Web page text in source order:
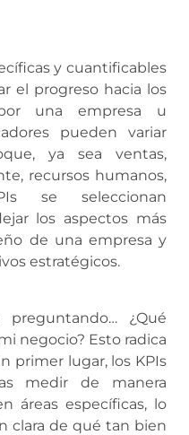
y cuantificables
el progreso hacia los
una empresa u
pueden variar
ya sea ventas,
recursos humanos,
se seleccionan
los aspectos más
de una empresa y
estratégicos.
¿Qué
negocio? Esto radica
primer lugar, los KPIs
medir de manera
áreas específicas, lo
clara de qué tan bien